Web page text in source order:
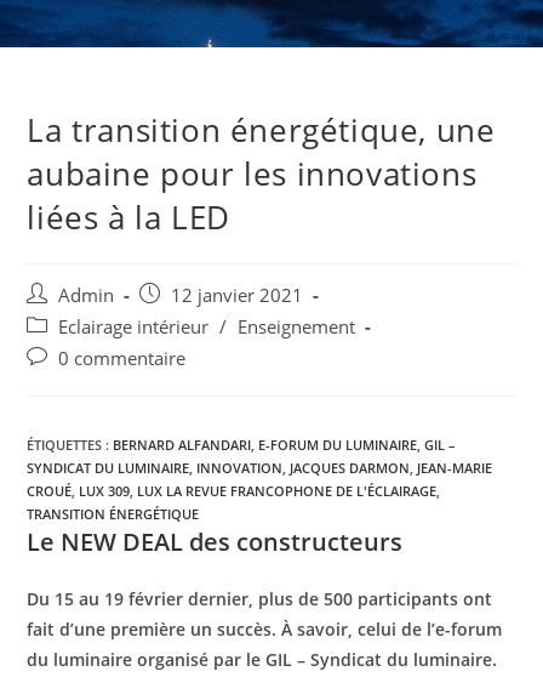
La transition énergétique, une
aubaine pour les innovations
liées à la LED
Admin
12 janvier 2021
Eclairage intérieur / Enseignement
0 commentaire
ÉTIQUETTES : BERNARD ALFANDARI, E-FORUM DU LUMINAIRE, GIL –
SYNDICAT DU LUMINAIRE, INNOVATION, JACQUES DARMON, JEAN-MARIE
CROUÉ, LUX 309, LUX LA REVUE FRANCOPHONE DE L'ÉCLAIRAGE,
TRANSITION ÉNERGÉTIQUE
Le NEW DEAL des constructeurs
Du 15 au 19 février dernier, plus de 500 participants ont
fait d’une première un succès. À savoir, celui de l’e-forum
du luminaire organisé par le GIL – Syndicat du luminaire.